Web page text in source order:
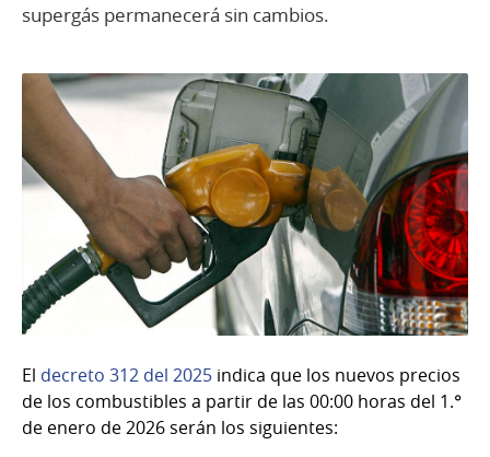
supergás permanecerá sin cambios.
El decreto 312 del 2025 indica que los nuevos precios
de los combustibles a partir de las 00:00 horas del 1.°
de enero de 2026 serán los siguientes: